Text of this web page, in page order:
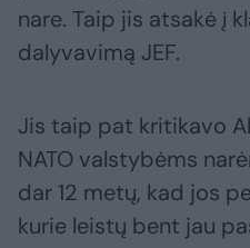
nare. Taip jis atsakė į
dalyvavimą JEF.
Jis taip pat kritikavo
NATO valstybėms
dar 12 metų, kad jos
kurie leistų bent jau